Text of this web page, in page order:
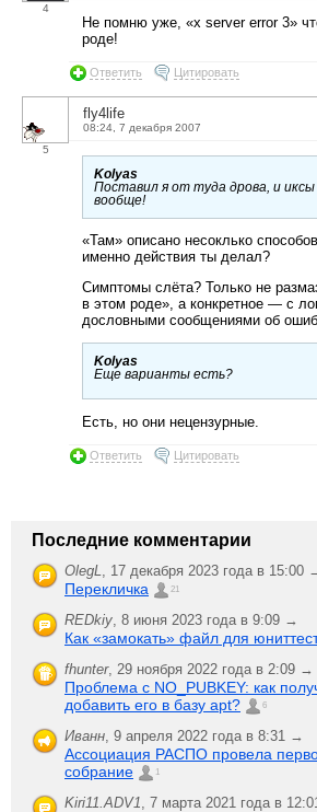
4
Не помню уже, «x server error 3»
роде!
Ответить Цитировать
5
fly4life
08:24, 7 декабря 2007
Kolyas
Поставил я от туда дрова, и
вообще!
«Там» описано несоклько
именно действия ты делал?
Симптомы слёта? Только не
в этом роде», а конкретное — с
дословными сообщениями об
Kolyas
Еще варианты есть?
Есть, но они нецензурные.
Ответить Цитировать
Последние комментарии
OlegL 17 декабря 2023 года в 15:00
Перекличка 21
REDkiy 8 июня 2023 года в 9:09 →
Как «замокать» файл для
fhunter, 29 ноября 2022 года в 2:09 →
Проблема с NO_PUBKEY: как
добавить его в базу apt?
6
Иванн 9 апреля 2022 года в 8:31 →
Ассоциация РАСПО провела
собрание
1
Kiri11.ADV1 7 марта 2021 года в